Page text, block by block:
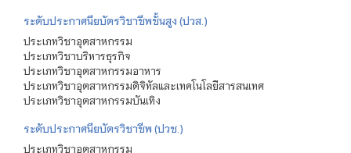
ระดับประกาศนียบัตรวิชาชีพชั้นสูง (ปวส.)
ประเภทวิชาอุตสาหกรรม
ประเภทวิชาบริหารธุรกิจ
ประเภทวิชาอุตสาหกรรมอาหาร
ประเภทวิชาอุตสาหกรรมดิจิทัลและเทคโนโลยีสารสนเทศ
ประเภทวิชาอุตสาหกรรมบันเทิง
ระดับประกาศนียบัตรวิชาชีพ (ปวช.)
ประเภทวิชาอุตสาหกรรม